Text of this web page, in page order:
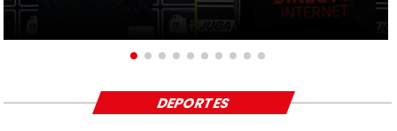
DEPORTES